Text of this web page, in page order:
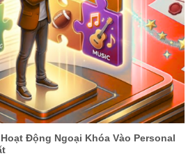
Động Ngoại Khóa Vào Personal